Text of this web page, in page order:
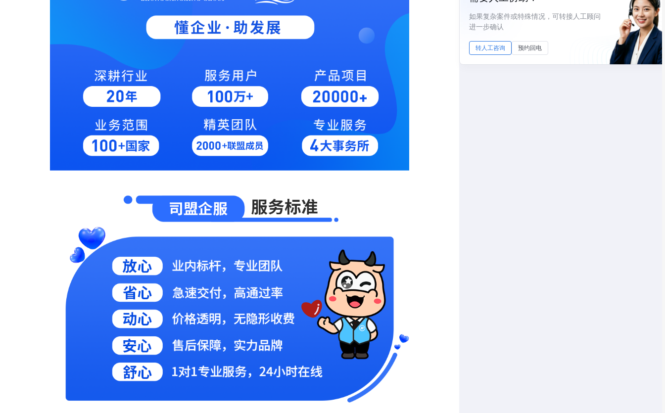
如果复杂案件或特殊情况，可转接人工顾问
进一步确认
转人工咨询 预约回电